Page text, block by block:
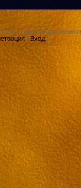
| Вход ]